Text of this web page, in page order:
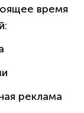
время
реклама